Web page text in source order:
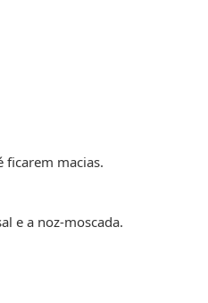
ficarem macias.
e a noz-moscada.